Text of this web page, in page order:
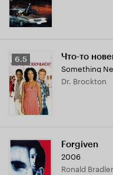
Рейтинг
Кинопоиска
6.5
6.5 Что-то
Something
Dr. Brockton
Forgiven
2006
Ronald Bradler